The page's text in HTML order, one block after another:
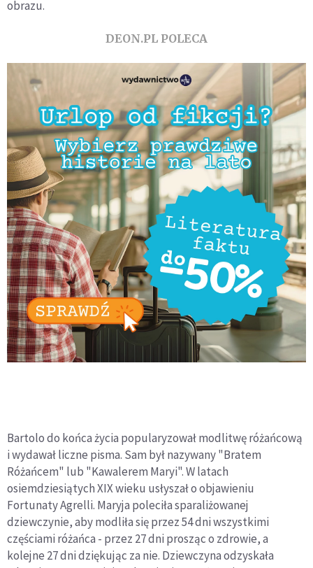
obrazu.
DEON.PL POLECA
Bartolo do końca życia popularyzował modlitwę różańcową
i wydawał liczne pisma. Sam był nazywany "Bratem
Różańcem" lub "Kawalerem Maryi". W latach
osiemdziesiątych XIX wieku usłyszał o objawieniu
Fortunaty Agrelli. Maryja poleciła sparaliżowanej
dziewczynie, aby modliła się przez 54 dni wszystkimi
częściami różańca - przez 27 dni prosząc o zdrowie, a
kolejne 27 dni dziękując za nie. Dziewczyna odzyskała